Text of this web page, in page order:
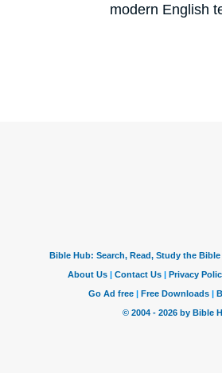
modern English